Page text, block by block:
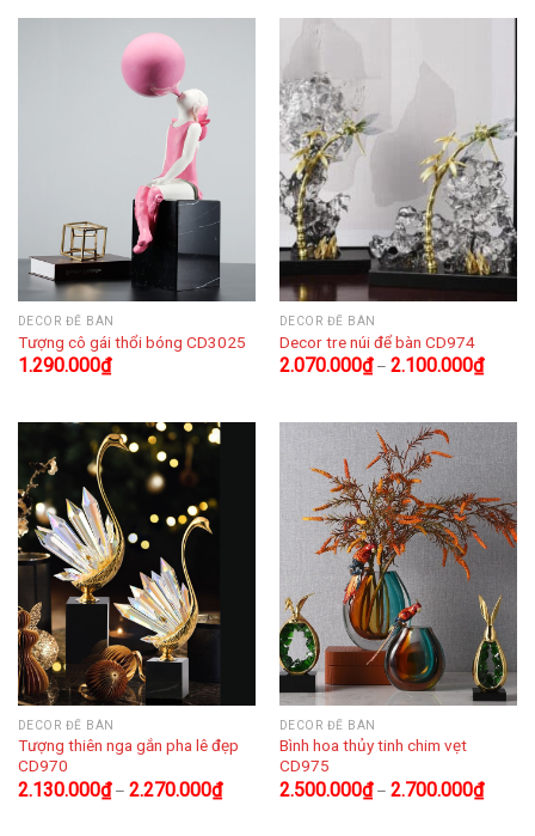
DECOR ĐỂ BÀN
Tượng cô gái thổi bóng CD3025
1.290.000₫
DECOR ĐỂ BÀN
Decor tre núi để bàn CD974
2.070.000₫– 2.100.000₫
DECOR ĐỂ BÀN
Tượng thiên nga gắn pha lê đẹp
CD970
2.130.000₫– 2.270.000₫
DECOR ĐỂ BÀN
Bình hoa thủy tinh chim vẹt
CD975
2.500.000₫– 2.700.000₫